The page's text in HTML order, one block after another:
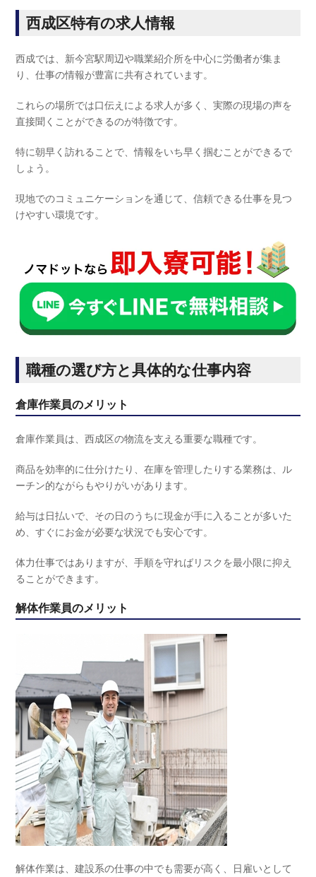
西成区特有の求人情報
西成では、新今宮駅周辺や職業紹介所を中心に労働者が集ま
り、仕事の情報が豊富に共有されています。
これらの場所では口伝えによる求人が多く、実際の現場の声を
直接聞くことができるのが特徴です。
特に朝早く訪れることで、情報をいち早く掴むことができるで
しょう。
現地でのコミュニケーションを通じて、信頼できる仕事を見つ
けやすい環境です。
職種の選び方と具体的な仕事内容
倉庫作業員のメリット
倉庫作業員は、西成区の物流を支える重要な職種です。
商品を効率的に仕分けたり、在庫を管理したりする業務は、ル
ーチン的ながらもやりがいがあります。
給与は日払いで、その日のうちに現金が手に入ることが多いた
め、すぐにお金が必要な状況でも安心です。
体力仕事ではありますが、手順を守ればリスクを最小限に抑え
ることができます。
解体作業員のメリット
解体作業は、建設系の仕事の中でも需要が高く、日雇いとして